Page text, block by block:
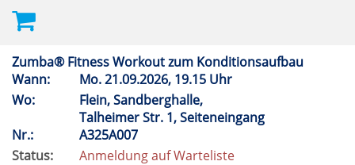
Zumba® Fitness Workout zum Konditionsaufbau
Wann:
Mo.21.09.2026, 19.15 Uhr
Wo:
Flein, Sandberghalle,
Talheimer Str. 1, Seiteneingang
Nr.:
A325A007
Status:
Anmeldung auf Warteliste